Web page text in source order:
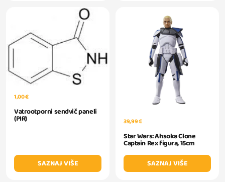
1,00 €
Vatrootporni sendvič paneli
(PIR)
SAZNAJ VIŠE
39,99 €
Star Wars: Ahsoka Clone
Captain Rex figura, 15cm
SAZNAJ VIŠE